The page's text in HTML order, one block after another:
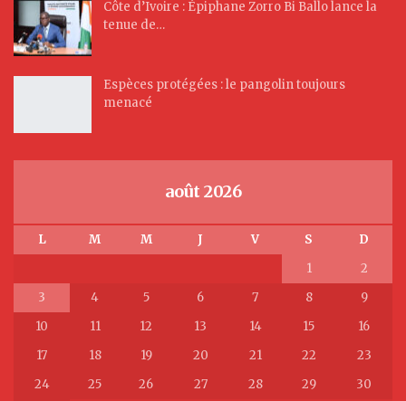
Côte d’Ivoire : Épiphane Zorro Bi Ballo lance la
tenue de…
Espèces protégées : le pangolin toujours
menacé
août 2026
L M M J V S
D
1
2
3
4 5 6 7 8
9
10
11 12 13 14 15
16
17
18 19 20 21 22
23
24
25 26 27 28 29 30